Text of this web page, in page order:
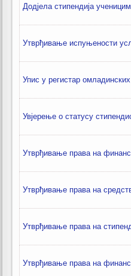
Додјела стипендија
Утврђивање испуњености
Упис у регистар омладинских
Увјерење о статусу
Утврђивање права на
Утврђивање права на
Утврђивање права на
Утврђивање права на